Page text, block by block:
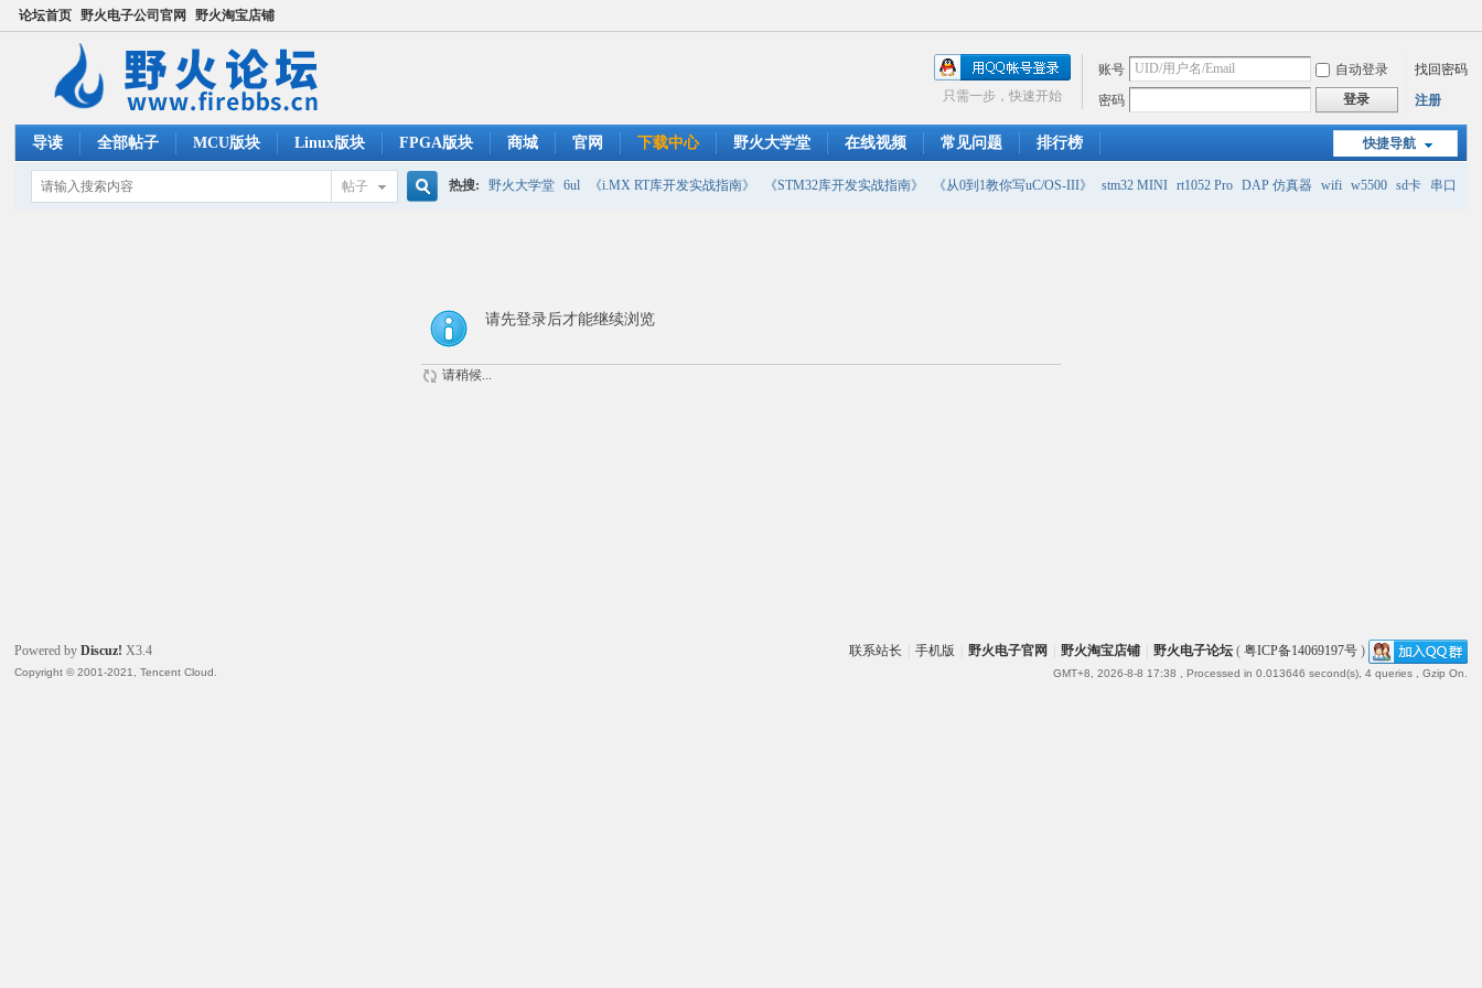
论坛首页 野火电子公司官网 野火淘宝店铺
账号 自动登录
找回密码
密码
登录 注册
只需一步，快速开始
快捷导航
导读 全部帖子 MCU版块 Linux版块 FPGA版块 商城 官网 下载中心 野火大学堂 在线视频 常见问题 排行榜
帖子 热搜: 野火大学堂 6ul 《i.MX RT库开发实战指南》 《STM32库开发实战指南》 《从0到1教你写uC/OS-III》 stm32 MINI rt1052 Pro DAP 仿真器 wifi w5500 sd卡 串口
请先登录后才能继续浏览
请稍候...
联系站长 手机版 野火电子官网 野火淘宝店铺 野火电子论坛( 粤ICP备14069197号)
GMT+8, 2026-8-8 17:38 , Processed in 0.013646 second(s), 4 queries , Gzip On.
Powered byDiscuz! X3.4
Copyright © 2001-2021, Tencent Cloud.